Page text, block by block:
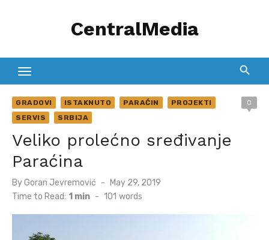
CentralMedia
GRADOVI ISTAKNUTO PARAĆIN
PROJEKTI
SERVIS
SRBIJA
0
Veliko prolećno sređivanje
Paraćina
ByGoran Jevremović
Posted
on
May 29, 2019
Time to Read: 1 min - 101 words